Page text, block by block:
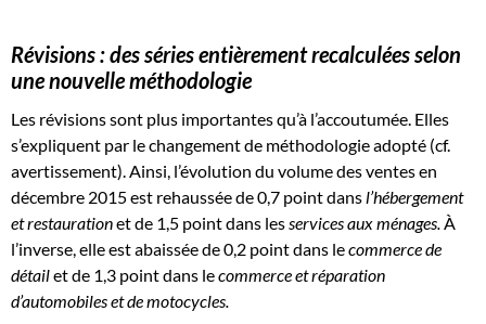
Révisions : des séries entièrement recalculées selon
une nouvelle méthodologie
Les révisions sont plus importantes qu’à l’accoutumée. Elles
s’expliquent par le changement de méthodologie adopté (cf.
avertissement). Ainsi, l’évolution du volume des ventes en
décembre 2015 est rehaussée de 0,7 point dansl’hébergement
et restaurationet de 1,5 point dans lesservices aux ménages.À
l’inverse, elle est abaissée de 0,2 point dans lecommerce de
détailet de 1,3 point dans lecommerce et réparation
d’automobiles et de motocycles.